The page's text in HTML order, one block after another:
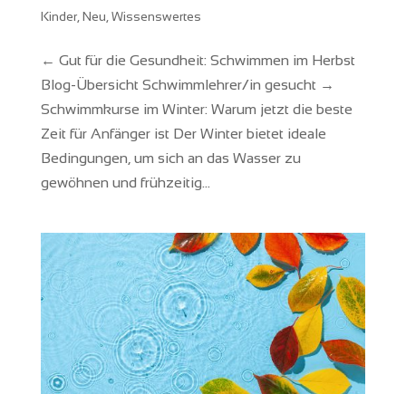
Kinder, Neu Wissenswertes
← Gut für die Gesundheit: Schwimmen im Herbst
Blog-Übersicht Schwimmlehrer/in gesucht →
Schwimmkurse im Winter: Warum jetzt die beste
Zeit für Anfänger ist Der Winter bietet ideale
Bedingungen, um sich an das Wasser zu
gewöhnen und frühzeitig...